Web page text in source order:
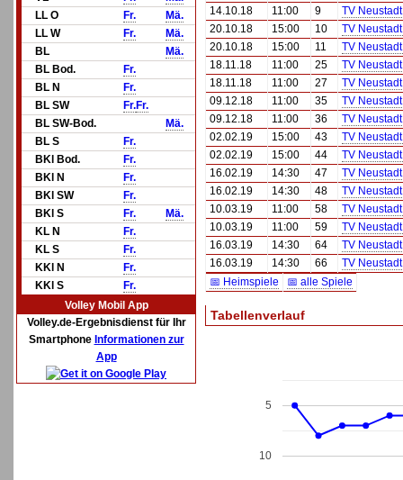
LL O
Fr.
Mä.
LL W
Fr.
Mä.
BL
Mä.
BL Bod.
Fr.
BL N
Fr.
BL SW
Fr.Fr.
BL SW-Bod.
Mä.
BL S
Fr.
BKl Bod.
Fr.
BKl N
Fr.
BKl SW
Fr.
BKl S
Fr.
Mä.
KL N
Fr.
KL S
Fr.
KKl N
Fr.
KKl S
Fr.
Volley Mobil App
Volley.de-Ergebnisdienst für Ihr
Smartphone Informationen zur
App
14.10.18
11:00 9
TV
20.10.18
15:00 10
TV
20.10.18
15:00 11
TV
18.11.18
11:00 25
TV
18.11.18
11:00 27
TV
09.12.18
11:00 35
TV
09.12.18
11:00 36
TV
02.02.19
15:00 43
TV
02.02.19
15:00 44
TV
16.02.19
14:30 47
TV
16.02.19
14:30 48
TV
10.03.19
11:00 58
TV
10.03.19
11:00 59
TV
16.03.19
14:30 64
TV
16.03.19
14:30 66
TV
📅 Heimspiele
📅 alle Spiele
Tabellenverlauf
5
10